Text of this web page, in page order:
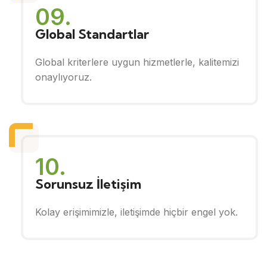
09.
Global Standartlar
Global kriterlere uygun hizmetlerle, kalitemizi
onaylıyoruz.
10.
Sorunsuz İletişim
Kolay erişimimizle, iletişimde hiçbir engel yok.